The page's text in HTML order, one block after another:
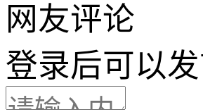
网友评论
登录后可以